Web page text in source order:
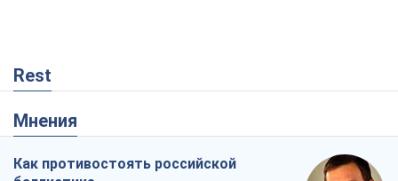
Rest
Мнения
Как противостоять российской